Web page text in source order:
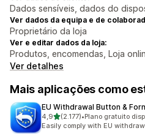
Dados sensíveis, dados do
Ver dados da equipa e de
Proprietário da loja
Ver e editar dados da loja:
Produtos, encomendas, Loja
Ver detalhes
Mais aplicações como
EU Withdrawal Button &
4,9de 5 estrelas
(2.177)
2177 total de avaliações
•Plano gratuito
Easily comply with EU